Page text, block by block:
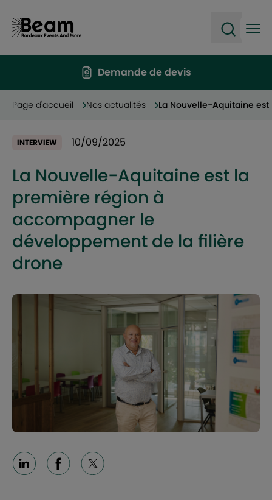
Demande de devis
Page d'accueil Nos actualités La Nouvelle-Aquitaine
INTERVIEW 10/09/2025
La Nouvelle-Aquitaine est la
première région à
accompagner le
développement de la filière
drone
LinkedinFacebook
X